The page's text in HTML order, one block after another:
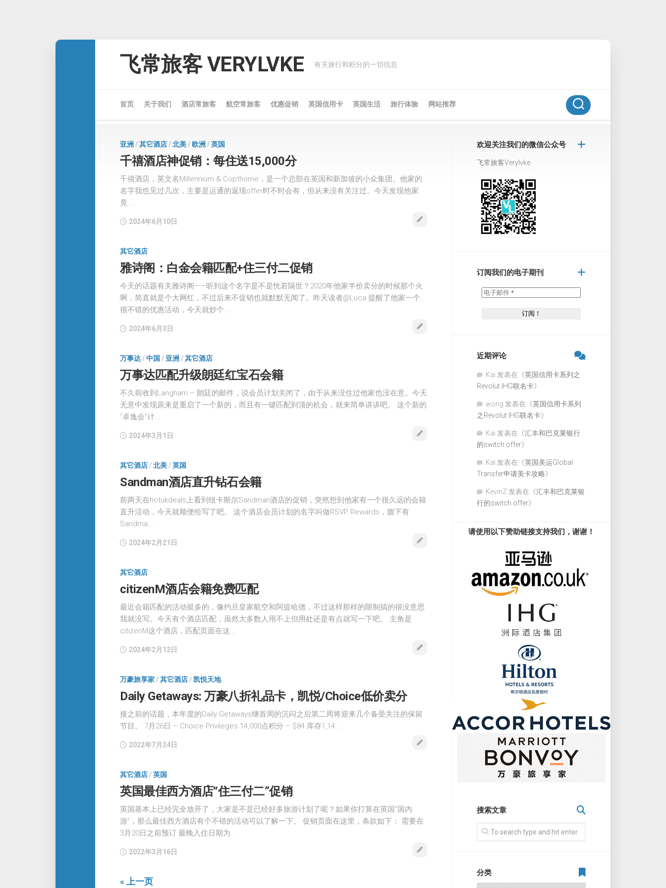
飞常旅客 VERYLVKE 有关旅行和积分的一切信息
首页 关于我们 酒店常旅客 航空常旅客 优惠促销 英国信用卡 英国生活 旅行体验 网站推荐
亚洲 /其它酒店/北美/ 欧洲 /英国
千禧酒店神促销：每住送15,000分
千禧酒店，英文名Millennium & Copthorne，是一个总部在英国和新加坡的小众集团。他家的
名字我也见过几次，主要是运通的返现offer时不时会有，但从来没有关注过。今天发现他家
竟...
2024年6月10日
其它酒店
雅诗阁：白金会籍匹配+住三付二促销
今天的话题有关雅诗阁——听到这个名字是不是恍若隔世？2020年他家半价卖分的时候那个火
啊，简直就是个大网红，不过后来不促销也就默默无闻了。昨天读者@Luca 提醒了他家一个
很不错的优惠活动，今天就炒个...
2024年6月3日
万事达/中国 / 亚洲 /其它酒店
万事达匹配升级朗廷红宝石会籍
不久前收到Langham – 朗廷的邮件，说会员计划关闭了，由于从来没住过他家也没在意。今天
无意中发现原来是重启了一个新的，而且有一键匹配到顶的机会，就来简单讲讲吧。 这个新的
“卓逸会”计...
2024年3月1日
其它酒店/北美/英国
Sandman酒店直升钻石会籍
前两天在hotukdeals上看到纽卡斯尔Sandman酒店的促销，突然想到他家有一个很久远的会籍
直升活动，今天就顺便给写了吧。 这个酒店会员计划的名字叫做RSVP Rewards，旗下有
Sandma...
2024年2月21日
其它酒店
citizenM酒店会籍免费匹配
最近会籍匹配的活动挺多的，像约旦皇家航空和阿提哈德，不过这样那样的限制搞的很没意思
我就没写。今天有个酒店匹配，虽然大多数人用不上但用处还是有点就写一下吧。 主角是
citizenM这个酒店，匹配页面在这...
2024年2月12日
万豪旅享家/其它酒店/凯悦天地
Daily Getaways: 万豪八折礼品卡，凯悦/Choice低价卖分
接之前的话题，本年度的Daily Getaways继首周的沉闷之后第二周将迎来几个备受关注的保留
节目。 7月26日 – Choice Privileges 14,000点积分 – $84 库存1,14...
2022年7月24日
其它酒店/英国
英国最佳西方酒店“住三付二”促销
英国基本上已经完全放开了，大家是不是已经好多旅游计划了呢？如果你打算在英国“国内
游”，那么最佳西方酒店有个不错的活动可以了解一下。 促销页面在这里，条款如下： 需要在
3月20日之前预订 最晚入住日期为...
2022年3月16日
« 上一页
欢迎关注我们的微信公众号
飞常旅客Verylvke
订阅我们的电子期刊
近期评论
Kai 发表在《英国信用卡系列之
Revolut IHG联名卡》
wong 发表在《英国信用卡系列
之Revolut IHG联名卡》
Kai 发表在《汇丰和巴克莱银行
的switch offer》
Kai 发表在《英国美运Global
Transfer申请美卡攻略》
KevinZ 发表在《汇丰和巴克莱银
行的switch offer》
请使用以下赞助链接支持我们，谢谢！
搜索文章
分类